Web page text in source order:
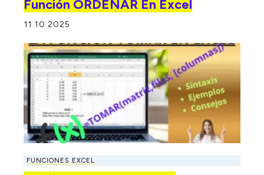
Función ORDENAR En Excel
11.10.2025
FUNCIONES EXCEL